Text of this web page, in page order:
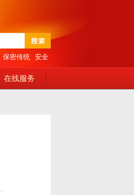
保密传统 安全
在线服务